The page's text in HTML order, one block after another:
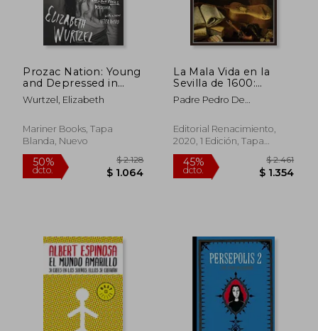
15%
dcto.
40%
dcto.
Prozac Nation: Young
and Depressed in
America (en Inglés)
Wurtzel, Elizabeth
Mariner Books, Tapa
Blanda, Nuevo
La Mala Vida en la
Sevilla de 1600:
Memorias Secretas de
un Jesuita. 1575-1610:
Memoria, Serie
Menor)
Padre Pedro De
Editorial Renacimiento,
2020, 1 Edición, Tapa
Blanda, Nuevo